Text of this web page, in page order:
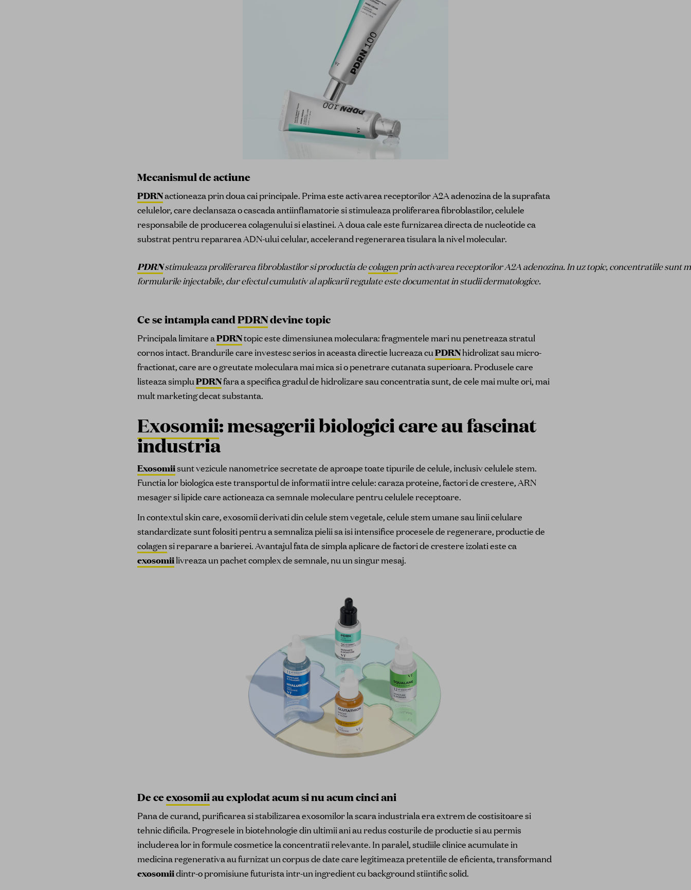
Mecanismul de actiune
PDRNactioneaza prin doua cai principale. Prima este activarea receptorilor A2A adenozina de la suprafata
celulelor, care declansaza o cascada antiinflamatorie si stimuleaza proliferarea fibroblastilor, celulele
responsabile de producerea colagenului si elastinei. A doua cale este furnizarea directa de nucleotide ca
substrat pentru repararea ADN-ului celular, accelerand regenerarea tisulara la nivel molecular.
PDRNstimuleaza proliferarea fibroblastilor si productia decolagenprin activarea receptorilor A2A adenozina. In uz topic, concentratiile sunt
formularile injectabile, dar efectul cumulativ al aplicarii regulate este documentat in studii dermatologice.
Ce se intampla candPDRNdevine topic
Principala limitare aPDRNtopic este dimensiunea moleculara: fragmentele mari nu penetreaza stratul
cornos intact. Brandurile care investesc serios in aceasta directie lucreaza cuPDRNhidrolizat sau micro-
fractionat, care are o greutate moleculara mai mica si o penetrare cutanata superioara. Produsele care
listeaza simpluPDRNfara a specifica gradul de hidrolizare sau concentratia sunt, de cele mai multe ori, mai
mult marketing decat substanta.
Exosomii: mesagerii biologici care au fascinat
industria
Exosomiisunt vezicule nanometrice secretate de aproape toate tipurile de celule, inclusiv celulele stem.
Functia lor biologica este transportul de informatii intre celule: caraza proteine, factori de crestere, ARN
mesager si lipide care actioneaza ca semnale moleculare pentru celulele receptoare.
In contextul skin care, exosomii derivati din celule stem vegetale, celule stem umane sau linii celulare
standardizate sunt folositi pentru a semnaliza pielii sa isi intensifice procesele de regenerare, productie de
colagensi reparare a barierei. Avantajul fata de simpla aplicare de factori de crestere izolati este ca
exosomiilivreaza un pachet complex de semnale, nu un singur mesaj.
De ceexosomiiau explodat acum si nu acum cinci ani
Pana de curand, purificarea si stabilizarea exosomilor la scara industriala era extrem de costisitoare si
tehnic dificila. Progresele in biotehnologie din ultimii ani au redus costurile de productie si au permis
includerea lor in formule cosmetice la concentratii relevante. In paralel, studiile clinice acumulate in
medicina regenerativa au furnizat un corpus de date care legitimeaza pretentiile de eficienta, transformand
exosomiidintr-o promisiune futurista intr-un ingredient cu background stiintific solid.